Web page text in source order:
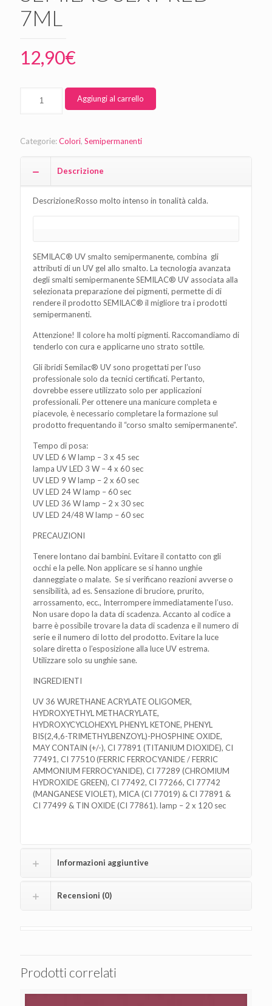
7ML
12,90€
Aggiungi al carrello
Categorie:Colori, Semipermanenti
Descrizione
Descrizione:Rosso molto intenso in tonalità calda.
SEMILAC® UV smalto semipermanente, combina gli
attributi di un UV gel allo smalto. La tecnologia avanzata
degli smalti semipermanente SEMILAC® UV associata alla
selezionata preparazione dei pigmenti, permette di di
rendere il prodotto SEMILAC® il migliore tra i prodotti
semipermanenti.
Attenzione! Il colore ha molti pigmenti. Raccomandiamo di
tenderlo con cura e applicarne uno strato sottile.
Gli ibridi Semilac® UV sono progettati per l’uso
professionale solo da tecnici certificati. Pertanto,
dovrebbe essere utilizzato solo per applicazioni
professionali. Per ottenere una manicure completa e
piacevole, è necessario completare la formazione sul
prodotto frequentando il “corso smalto semipermanente”.
Tempo di posa:
UV LED 6 W lamp – 3 x 45 sec
lampa UV LED 3 W – 4 x 60 sec
UV LED 9 W lamp – 2 x 60 sec
UV LED 24 W lamp – 60 sec
UV LED 36 W lamp – 2 x 30 sec
UV LED 24/48 W lamp – 60 sec
PRECAUZIONI
Tenere lontano dai bambini. Evitare il contatto con gli
occhi e la pelle. Non applicare se si hanno unghie
danneggiate o malate. Se si verificano reazioni avverse o
sensibilità, ad es. Sensazione di bruciore, prurito,
arrossamento, ecc., Interrompere immediatamente l’uso.
Non usare dopo la data di scadenza. Accanto al codice a
barre è possibile trovare la data di scadenza e il numero di
serie e il numero di lotto del prodotto. Evitare la luce
solare diretta o l’esposizione alla luce UV estrema.
Utilizzare solo su unghie sane.
INGREDIENTI
UV 36 WURETHANE ACRYLATE OLIGOMER,
HYDROXYETHYL METHACRYLATE,
HYDROXYCYCLOHEXYL PHENYL KETONE, PHENYL
BIS(2,4,6-TRIMETHYLBENZOYL)-PHOSPHINE OXIDE,
MAY CONTAIN (+/-), CI 77891 (TITANIUM DIOXIDE), CI
77491, CI 77510 (FERRIC FERROCYANIDE / FERRIC
AMMONIUM FERROCYANIDE), CI 77289 (CHROMIUM
HYDROXIDE GREEN), CI 77492, CI 77266, CI 77742
(MANGANESE VIOLET), MICA (CI 77019) & CI 77891 &
CI 77499 & TIN OXIDE (CI 77861). lamp – 2 x 120 sec
Informazioni aggiuntive
Recensioni (0)
Prodotti correlati